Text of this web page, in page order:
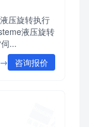
压旋转执行
液压旋转
...
→ 咨询报价